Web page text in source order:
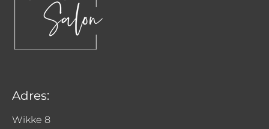
Adres:
Wikke 8